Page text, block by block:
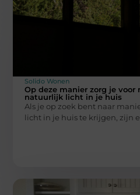
Solido Wonen
Op deze manier zorg je voor
natuurlijk licht in je huis
Als je op zoek bent naar
licht in je huis te krijgen, zijn